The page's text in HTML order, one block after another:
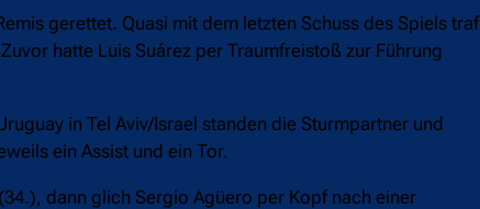
gerettet. Quasi mit dem letzten Schuss des Spiels traf
hatte Luis Suárez per Traumfreistoß zur Führung
in Tel Aviv/Israel standen die Sturmpartner und
ein Assist und ein Tor.
dann glich Sergio Agüero per Kopf nach einer